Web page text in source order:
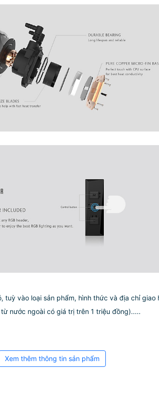
vào loại sản phẩm, hình thức và địa chỉ
nước ngoài có giá trị trên 1 triệu đồng).....
Xem thêm thông tin sản phẩm